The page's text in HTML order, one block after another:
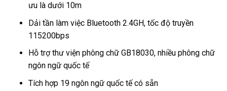
ưu là dưới 10m
Dải tần làm việc Bluetooth 2.4GH, tốc độ truyền
115200bps
Hỗ trợ thư viện phông chữ GB18030, nhiều phông chữ
ngôn ngữ quốc tế
Tích hợp 19 ngôn ngữ quốc tế có sẵn